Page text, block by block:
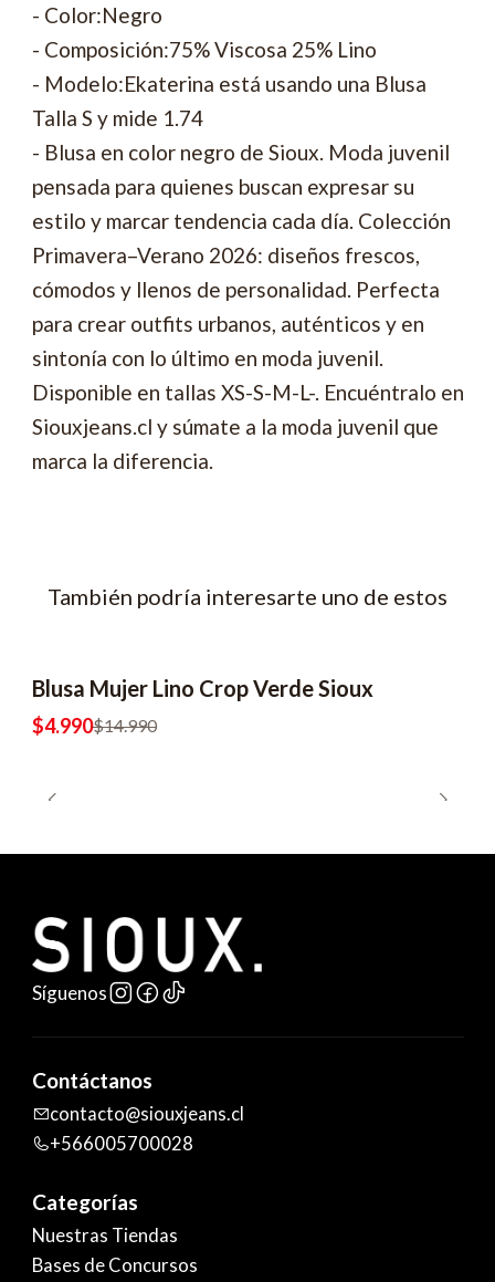
- Color:Negro
- Composición:75% Viscosa 25% Lino
- Modelo:Ekaterina está usando una Blusa
Talla S y mide 1.74
- Blusa en color negro de Sioux. Moda juvenil
pensada para quienes buscan expresar su
estilo y marcar tendencia cada día. Colección
Primavera–Verano 2026: diseños frescos,
cómodos y llenos de personalidad. Perfecta
para crear outfits urbanos, auténticos y en
sintonía con lo último en moda juvenil.
Disponible en tallas XS-S-M-L-. Encuéntralo en
Siouxjeans.cl y súmate a la moda juvenil que
marca la diferencia.
También podría interesarte uno de estos
-67% OFF
2x6990
Blusa Mujer Lino Crop Verde Sioux
$4.990$14.990
Síguenos
Contáctanos
contacto@siouxjeans.cl
+566005700028
Categorías
Nuestras Tiendas
Bases de Concursos